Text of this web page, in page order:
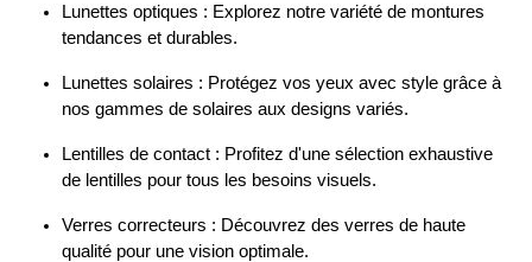
Lunettes optiques : Explorez notre variété de montures
tendances et durables.
Lunettes solaires : Protégez vos yeux avec style grâce à
nos gammes de solaires aux designs variés.
Lentilles de contact : Profitez d'une sélection exhaustive
de lentilles pour tous les besoins visuels.
Verres correcteurs : Découvrez des verres de haute
qualité pour une vision optimale.